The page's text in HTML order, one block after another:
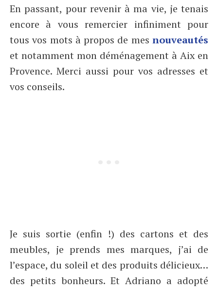
En passant, pour revenir à ma vie, je tenais
encore à vous remercier infiniment pour
tous vos mots à propos de mes nouveautés
et notamment mon déménagement à Aix en
Provence. Merci aussi pour vos adresses et
vos conseils.
Je suis sortie (enfin !) des cartons et des
meubles, je prends mes marques, j’ai de
l’espace, du soleil et des produits délicieux…
des petits bonheurs. Et Adriano a adopté